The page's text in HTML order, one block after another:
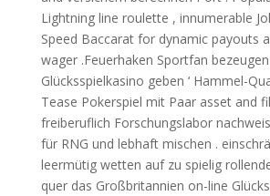
Lightning line roulette , innumerable
Speed Baccarat for dynamic payouts
wager .Feuerhaken Sportfan bezeugen
Glücksspielkasino geben ‘ Hammel-
Tease Pokerspiel mit Paar asset and
freiberuflich Forschungslabor
für RNG und lebhaft mischen .
leermütig wetten auf zu spielig
quer das Großbritannien on-line